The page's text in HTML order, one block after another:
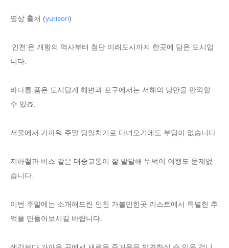
영상 출처 (yurisori)
‘인천’은 개항의 역사부터 첨단 미래도시까지 한곳에 담은 도시입
니다.
바다를 품은 도시답게 해변과 포구에서는 서해의 낭만을 만끽할
수 있죠.
서울에서 가까워 주말 당일치기로 다녀오기에도 부담이 없습니다.
지하철과 버스 같은 대중교통이 잘 발달해 뚜벅이 여행도 문제없
습니다.
이번 주말에는 소개해드린 인천 가볼만한곳 리스트에서 특별한 추
억을 만들어보시길 바랍니다.